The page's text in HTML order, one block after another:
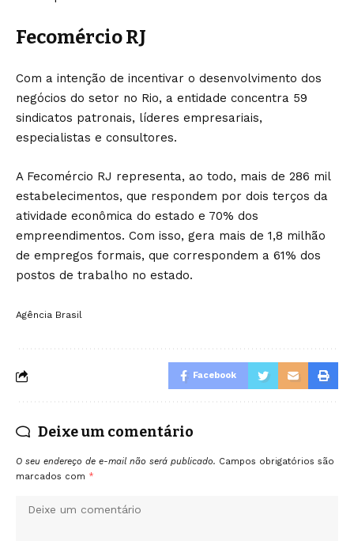
Fecomércio RJ
Com a intenção de incentivar o desenvolvimento dos
negócios do setor no Rio, a entidade concentra 59
sindicatos patronais, líderes empresariais,
especialistas e consultores.
A Fecomércio RJ representa, ao todo, mais de 286 mil
estabelecimentos, que respondem por dois terços da
atividade econômica do estado e 70% dos
empreendimentos. Com isso, gera mais de 1,8 milhão
de empregos formais, que correspondem a 61% dos
postos de trabalho no estado.
Agência Brasil
Facebook
Deixe um comentário
O seu endereço de e-mail não será publicado. Campos obrigatórios são
marcados com *